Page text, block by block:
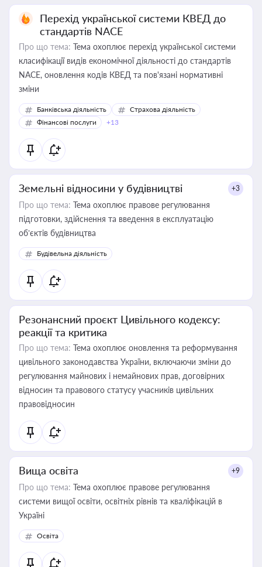
Перехід української системи КВЕД до
стандартів NACE
Про що тема: Тема охоплює перехід української системи
класифікації видів економічної діяльності до стандартів
NACE, оновлення кодів КВЕД та пов'язані нормативні
зміни
Банківська діяльність
Страхова діяльність
Фінансові послуги
+13
Земельні відносини у будівництві +3
Про що тема: Тема охоплює правове регулювання
підготовки, здійснення та введення в експлуатацію
об’єктів будівництва
Будівельна діяльність
Резонансний проєкт Цивільного кодексу:
реакції та критика
Про що тема: Тема охоплює оновлення та реформування
цивільного законодавства України, включаючи зміни до
регулювання майнових і немайнових прав, договірних
відносин та правового статусу учасників цивільних
правовідносин
Вища освіта +9
Про що тема: Тема охоплює правове регулювання
системи вищої освіти, освітніх рівнів та кваліфікацій в
Україні
Освіта